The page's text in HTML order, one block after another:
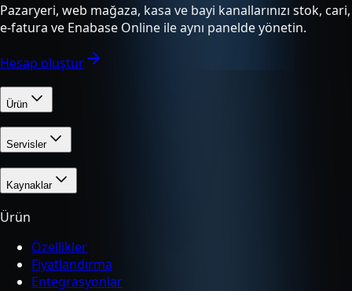
Pazaryeri, web mağaza, kasa ve bayi kanallarınızı stok, cari,
e-fatura ve Enabase Online ile aynı panelde yönetin.
Hesap oluştur
Ürün
Servisler
Kaynaklar
Ürün
Özellikler
Fiyatlandırma
Entegrasyonlar